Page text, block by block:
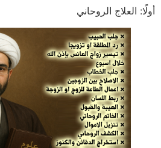
أولًا: العلاج الروحاني